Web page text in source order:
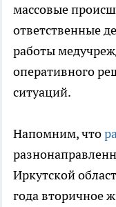
массовые
ответственные
работы
оперативного
ситуаций.
Напомним, что
Иркутской
года вторичное